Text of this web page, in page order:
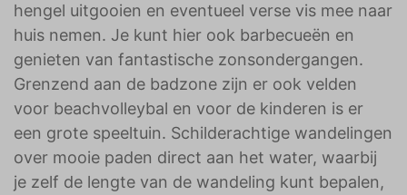
hengel uitgooien en eventueel verse vis mee naar
huis nemen. Je kunt hier ook barbecueën en
genieten van fantastische zonsondergangen.
Grenzend aan de badzone zijn er ook velden
voor beachvolleybal en voor de kinderen is er
een grote speeltuin. Schilderachtige wandelingen
over mooie paden direct aan het water, waarbij
je zelf de lengte van de wandeling kunt bepalen,